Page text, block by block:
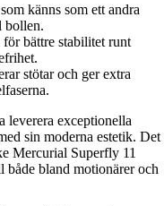
känns som ett andra
bollen.
för bättre stabilitet runt
stötar och ger extra
leverera exceptionella
sin moderna estetik. Det
Mercurial Superfly 11
bland motionärer och